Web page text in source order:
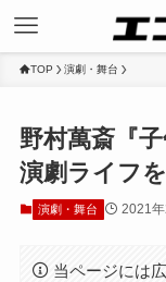
TOP 演劇・舞台
野村萬斎『
演劇ライフ
演劇・舞台 2021
当ページには